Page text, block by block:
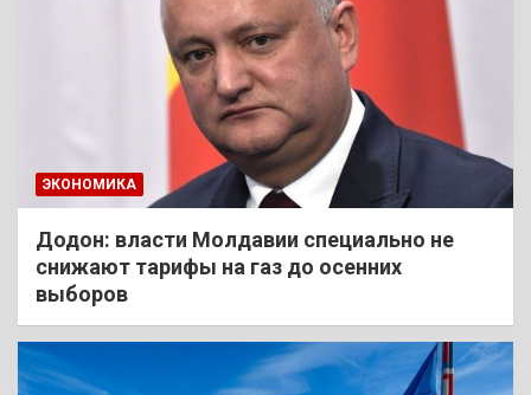
ЭКОНОМИКА
Додон: власти Молдавии специально не
снижают тарифы на газ до осенних
выборов